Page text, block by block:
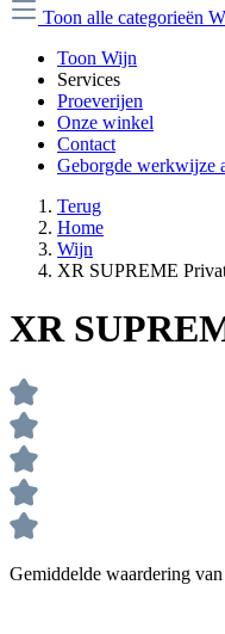
Toon alle categorieën
Toon Wijn
Services
Proeverijen
Onze winkel
Contact
Geborgde werkwijze
Terug
Home
Wijn
XR SUPREME
XR
Gemiddelde waardering